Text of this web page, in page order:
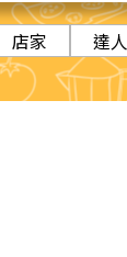
店家 達人